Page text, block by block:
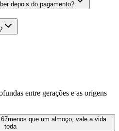
depois do pagamento?
entre gerações e as origens
menos que um almoço, vale a vida
toda